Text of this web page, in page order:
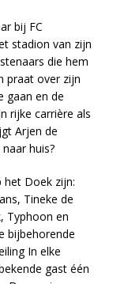
bij FC
stadion van zijn
die hem
praat over zijn
gaan en de
rijke carrière als
Arjen de
huis?
het Doek zijn:
Tineke de
Typhoon en
bijbehorende
In elke
gast één